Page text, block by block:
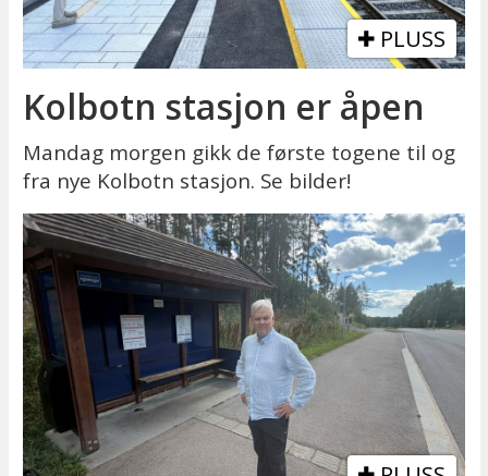
PLUSS
Kolbotn stasjon er åpen
Mandag morgen gikk de første togene til og
fra nye Kolbotn stasjon. Se bilder!